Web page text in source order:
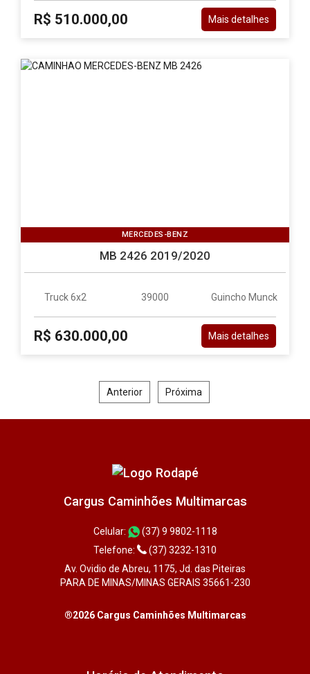
R$ 510.000,00 Mais detalhes
MERCEDES-BENZ
MB 2426 2019/2020
Truck 6x2 39000 Guincho Munck
R$ 630.000,00 Mais detalhes
Anterior Próxima
Cargus Caminhões Multimarcas
Celular:
(37) 9 9802-1118
Telefone:
(37) 3232-1310
Av. Ovidio de Abreu, 1175, Jd. das Piteiras
PARA DE MINAS/MINAS GERAIS 35661-230
®2026 Cargus Caminhões Multimarcas